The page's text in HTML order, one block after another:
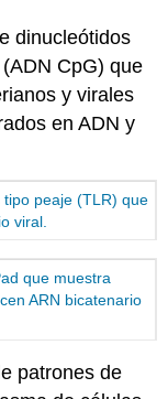
dinucleótidos
CpG) que
y virales
en ADN y
peaje (TLR) que
viral.
que muestra
ARN bicatenario
patrones de